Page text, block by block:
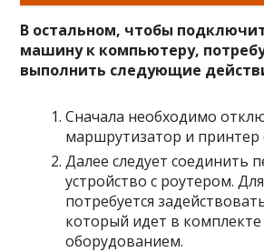
В остальном, чтобы
машину к компьютеру,
выполнить следующие
Сначала необходимо
маршрутизатор и принтер
Далее следует соединить
устройство с роутером.
потребуется
который идет в комплекте
оборудованием.